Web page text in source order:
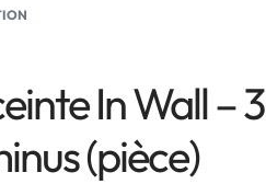
In Wall – 3
(pièce)